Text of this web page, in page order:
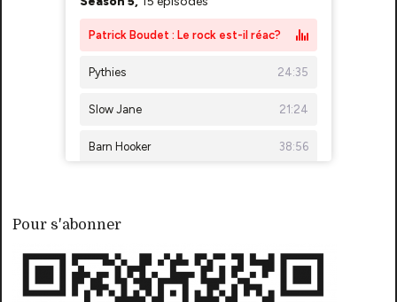
Pour s'abonner